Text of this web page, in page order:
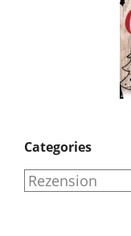
Categories
Categories